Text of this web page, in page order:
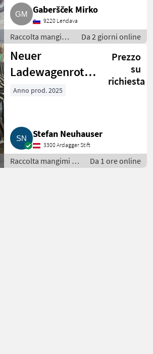
Gaberšček Mirko
9220 Lendava
Raccolta mangimi
/ Voltafieno
Da 2 giorni online
Neuer
Ladewagenrotor
Fendt Tigo
Prezzo
su
richiesta
Anno prod. 2025
Stefan Neuhauser
3300 Ardagger Stift
Raccolta mangimi /
Autocaricanti
Da 1 ore online